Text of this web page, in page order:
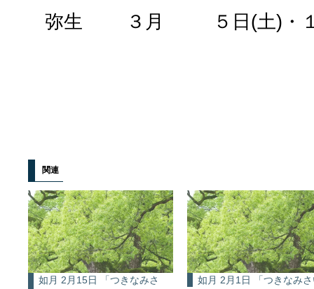
弥生 ３月 ５日(土)・１７
関連
如月 2月15日 「つきなみさ
如月 2月1日 「つきなみ